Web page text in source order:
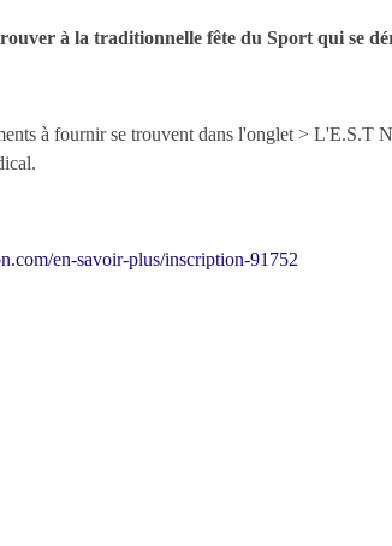
à la traditionnelle fête du Sport qui se
à fournir se trouvent dans l'onglet > L'E.S.T
en-savoir-plus/inscription-91752